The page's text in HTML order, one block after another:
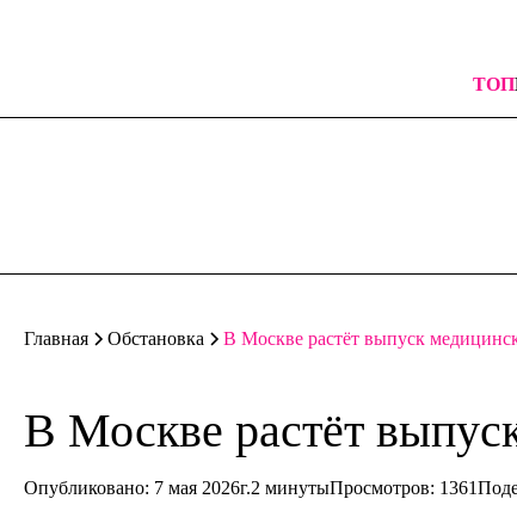
ТОП
Главная Обстановка В Москве растёт выпуск
В Москве растёт
Опубликовано: 7 мая 2026г.2 минутыПросмотров: 1361